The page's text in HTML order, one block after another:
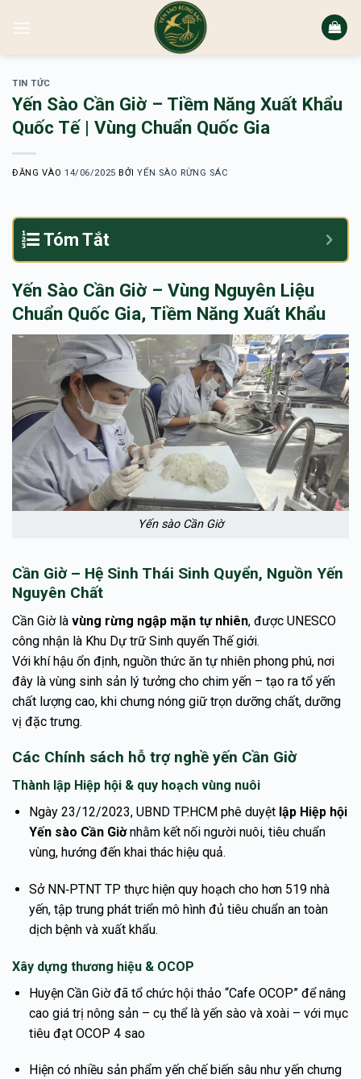
qua
TIN TỨC
Yến Sào Cần Giờ – Tiềm Năng Xuất Khẩu
Quốc Tế | Vùng Chuẩn Quốc Gia
ĐĂNG VÀO14/06/2025 BỞIYẾN SÀO RỪNG SÁC
Tóm Tắt
Yến Sào Cần Giờ – Vùng Nguyên Liệu
Chuẩn Quốc Gia, Tiềm Năng Xuất Khẩu
Yến sào Cần Giờ
Cần Giờ – Hệ Sinh Thái Sinh Quyển, Nguồn Yến
Nguyên Chất
Cần Giờ là vùng rừng ngập mặn tự nhiên, được UNESCO
công nhận là Khu Dự trữ Sinh quyển Thế giới.
Với khí hậu ổn định, nguồn thức ăn tự nhiên phong phú, nơi
đây là vùng sinh sản lý tưởng cho chim yến – tạo ra tổ yến
chất lượng cao, khi chưng nóng giữ trọn dưỡng chất, dưỡng
vị đặc trưng.
Các Chính sách hỗ trợ nghề yến Cần Giờ
Thành lập Hiệp hội & quy hoạch vùng nuôi
Ngày 23/12/2023, UBND TP.HCM phê duyệt lập Hiệp hội
Yến sào Cần Giờnhằm kết nối người nuôi, tiêu chuẩn
vùng, hướng đến khai thác hiệu quả.
Sở NN‑PTNT TP thực hiện quy hoạch cho hơn 519 nhà
yến, tập trung phát triển mô hình đủ tiêu chuẩn an toàn
dịch bệnh và xuất khẩu.
Xây dựng thương hiệu & OCOP
Huyện Cần Giờ đã tổ chức hội thảo “Cafe OCOP” để nâng
cao giá trị nông sản – cụ thể là yến sào và xoài – với mục
tiêu đạt OCOP 4 sao
Hiện có nhiều sản phẩm yến chế biến sâu như yến chưng